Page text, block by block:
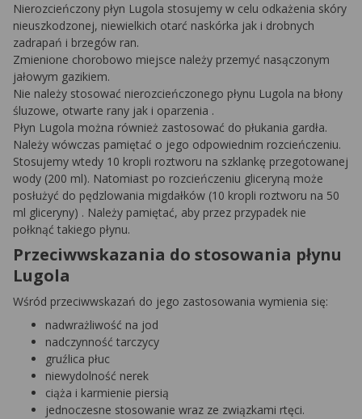
Nierozcieńczony płyn Lugola stosujemy w celu odkażenia skóry
nieuszkodzonej, niewielkich otarć naskórka jak i drobnych
zadrapań i brzegów ran.
Zmienione chorobowo miejsce należy przemyć nasączonym
jałowym gazikiem.
Nie należy stosować nierozcieńczonego płynu Lugola na błony
śluzowe, otwarte rany jak i oparzenia .
Płyn Lugola można również zastosować do płukania gardła.
Należy wówczas pamiętać o jego odpowiednim rozcieńczeniu.
Stosujemy wtedy 10 kropli roztworu na szklankę przegotowanej
wody (200 ml). Natomiast po rozcieńczeniu gliceryną może
posłużyć do pędzlowania migdałków (10 kropli roztworu na 50
ml gliceryny) . Należy pamiętać, aby przez przypadek nie
połknąć takiego płynu.
Przeciwwskazania do stosowania płynu
Lugola
Wśród przeciwwskazań do jego zastosowania wymienia się:
nadwrażliwość na jod
nadczynność tarczycy
gruźlica płuc
niewydolność nerek
ciąża i karmienie piersią
jednoczesne stosowanie wraz ze związkami rtęci.